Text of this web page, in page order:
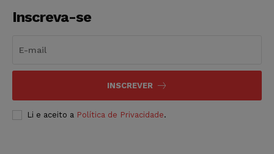
Inscreva-se
INSCREVER
Li e aceito a Política de Privacidade.